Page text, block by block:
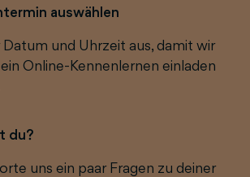
auswählen
Datum und Uhrzeit aus, damit wir
Online-Kennenlernen einladen
du?
uns ein paar Fragen zu deiner